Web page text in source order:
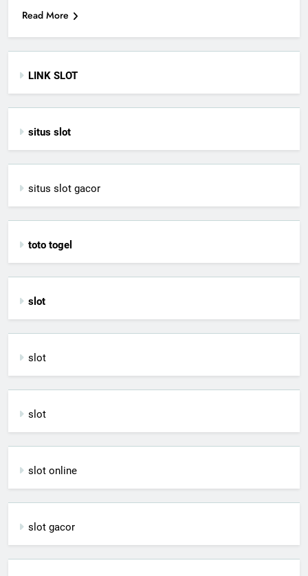
Read More
LINK SLOT
situs slot
situs slot gacor
toto togel
slot
slot
slot
slot online
slot gacor